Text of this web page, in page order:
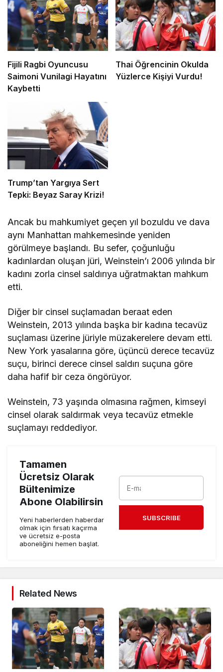
Fijili Ragbi Oyuncusu
Saimoni Vunilagi Hayatını
Kaybetti
Thai Öğrencinin Okulda
Yüzlerce Kişiyi Vurdu!
Trump’tan Yargıya Sert
Tepki: Beyaz Saray Krizi!
Ancak bu mahkumiyet geçen yıl bozuldu ve dava
aynı Manhattan mahkemesinde yeniden
görülmeye başlandı. Bu sefer, çoğunluğu
kadınlardan oluşan jüri, Weinstein’ı 2006 yılında bir
kadını zorla cinsel saldırıya uğratmaktan mahkum
etti.
Diğer bir cinsel suçlamadan beraat eden
Weinstein, 2013 yılında başka bir kadına tecavüz
suçlaması üzerine jüriyle müzakerelere devam etti.
New York yasalarına göre, üçüncü derece tecavüz
suçu, birinci derece cinsel saldırı suçuna göre
daha hafif bir ceza öngörüyor.
Weinstein, 73 yaşında olmasına rağmen, kimseyi
cinsel olarak saldırmak veya tecavüz etmekle
suçlamayı reddediyor.
Tamamen
Ücretsiz Olarak
Bültenimize
Abone Olabilirsin
Yeni haberlerden haberdar
olmak için fırsatı kaçırma
ve ücretsiz e-posta
aboneliğini hemen başlat.
SUBSCRIBE
Related News